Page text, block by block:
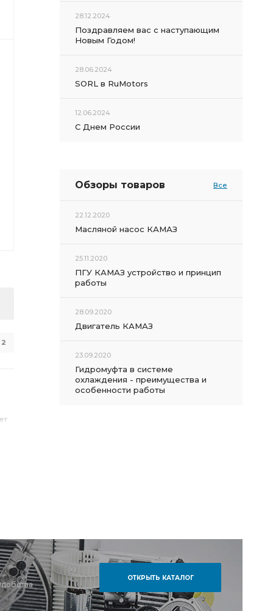
2
28.12.2024
Поздравляем вас с наступающим
Новым Годом!
28.06.2024
SORL в RuMotors
12.06.2024
С Днем России
Обзоры товаров Все
22.12.2020
Масляной насос КАМАЗ
25.11.2020
ПГУ КАМАЗ устройство и принцип
работы
28.09.2020
Двигатель КАМАЗ
23.09.2020
Гидромуфта в системе
охлаждения - преимущества и
особенности работы
ОТКРЫТЬ КАТАЛОГ